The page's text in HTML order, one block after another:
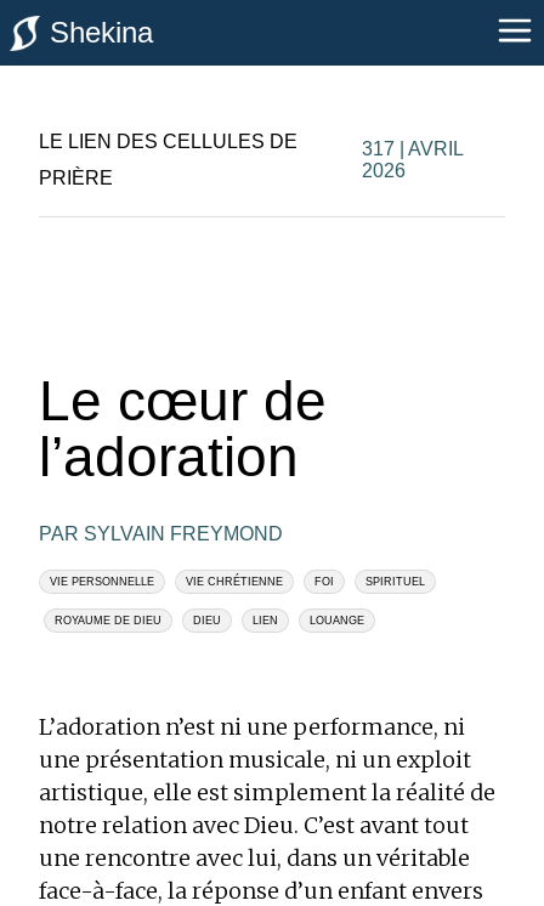
Shekina
LE LIEN DES CELLULES DE
PRIÈRE
317 | AVRIL
2026
Le cœur de
l’adoration
PAR SYLVAIN FREYMOND
VIE PERSONNELLE VIE CHRÉTIENNE FOI SPIRITUEL
ROYAUME DE DIEU DIEU LIEN LOUANGE
L’adoration n’est ni une performance, ni
une présentation musicale, ni un exploit
artistique, elle est simplement la réalité de
notre relation avec Dieu. C’est avant tout
une rencontre avec lui, dans un véritable
face-à-face, la réponse d’un enfant envers